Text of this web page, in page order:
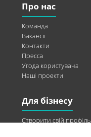
Про нас
Команда
Вакансії
Контакти
Пресса
Угода користувача
Наші проекти
Для бізнесу
Створити свій профіль